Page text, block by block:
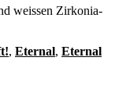
weissen Zirkonia-
, Eternal, Eternal